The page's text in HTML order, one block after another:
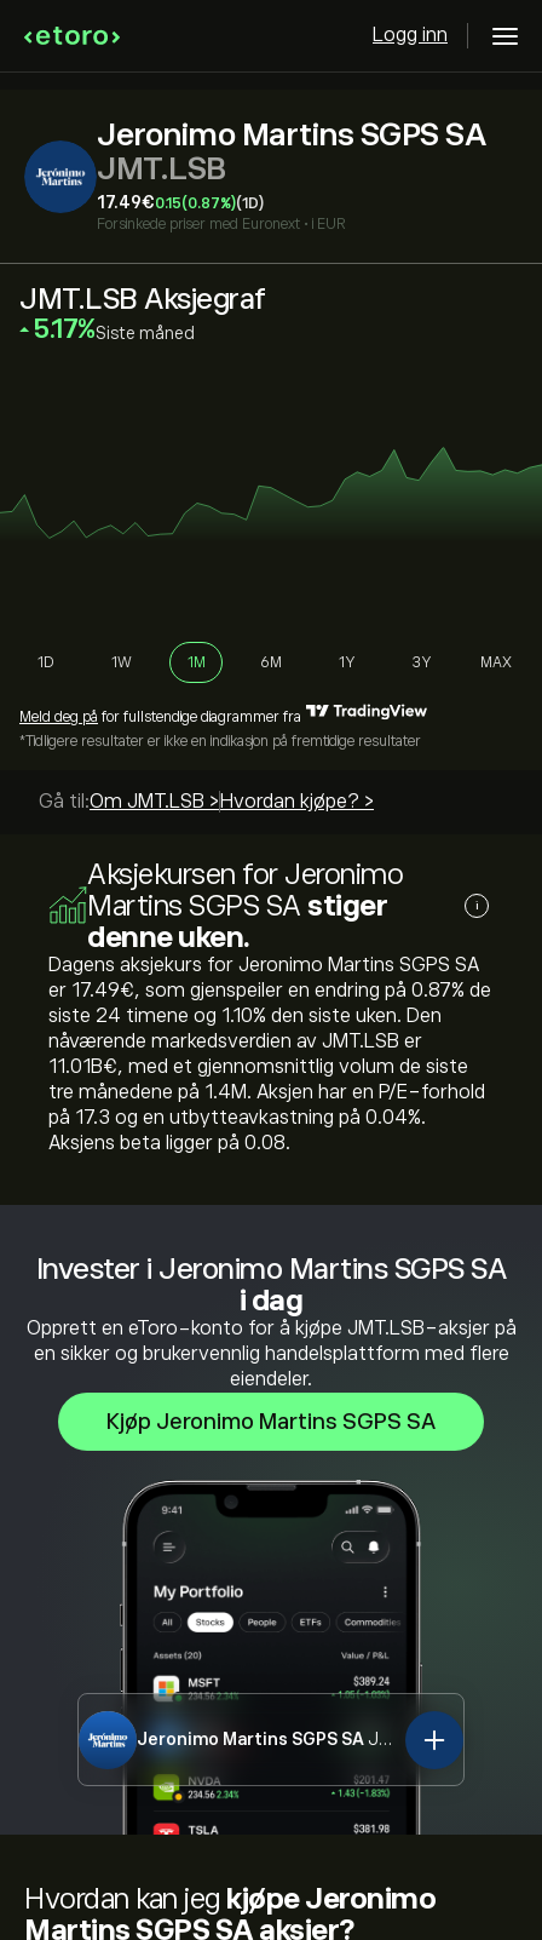
Logg inn
Jeronimo Martins SGPS SA
JMT.LSB
17.49‎€‎0.15(0.87%)(1D)
Forsinkede priser med Euronext • i EUR
Invester i Jeronimo Martins SGPS SA
i dag
Opprett en eToro-konto for å kjøpe JMT.LSB-aksjer på
en sikker og brukervennlig handelsplattform med flere
eiendeler.
Kjøp Jeronimo Martins SGPS SA
Jeronimo Martins SGPS SAJMT.LSB
JMT.LSB Aksjegraf
‎5.17‎ Siste måned
1D 1W 1M 6M 1Y 3Y MAX
Meld deg på for fullstendige diagrammer fra
*Tidligere resultater er ikke en indikasjon på fremtidige resultater
Gå til:Om JMT.LSB > Hvordan kjøpe? >
Aksjekursen for Jeronimo
Martins SGPS SA stiger
denne uken.
i
Dagens aksjekurs for Jeronimo Martins SGPS SA
er 17.49‎€‎, som gjenspeiler en endring på ‎0.87‎% de
siste 24 timene og ‎1.10‎% den siste uken. Den
nåværende markedsverdien av JMT.LSB er
11.01B‎€‎, med et gjennomsnittlig volum de siste
tre månedene på 1.4M. Aksjen har en P/E-forhold
på 17.3 og en utbytteavkastning på 0.04%.
Aksjens beta ligger på 0.08.
Hvordan kan jeg kjøpe Jeronimo
Martins SGPS SA aksjer?